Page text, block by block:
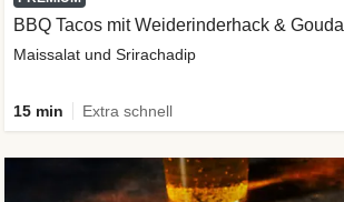
BBQ Tacos mit Weiderinderhack & Gouda
Maissalat und Srirachadip
15 min Extra schnell